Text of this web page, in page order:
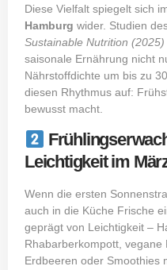
Diese Vielfalt spiegelt sich
Hamburg wider. Studien
Sustainable Nutrition (2025)
saisonale Ernährung nicht
Nährstoffdichte um bis zu
diesen Rhythmus auf:
bewusst macht.
Leichtigkeit im
Wenn die ersten
auch in die Küche Frische
geprägt von Leichtigkeit –
Rhabarberkompott, vegane
Erdbeeren oder Smoothies